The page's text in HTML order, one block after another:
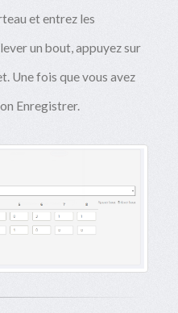
et entrez les
un bout, appuyez sur
Une fois que vous avez
Enregistrer.